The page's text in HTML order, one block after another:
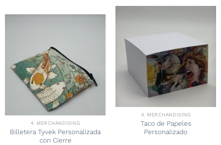
4. MERCHANDISING
Taco de Papeles
Personalizado
4. MERCHANDISING
Billetera Tyvek Personalizada
con Cierre